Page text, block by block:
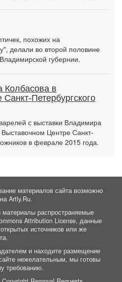
похожих на
делали во второй половине
губернии.
Колбасова в
Петербургского
с выставки Владимира
Центре Санкт-
в феврале 2015 года.
материалов сайта возможно
Artly.Ru.
материалы распространяемые
Attribution License, данные
источников или же
и находите размещение
нежелательным, мы готовы
требованию.